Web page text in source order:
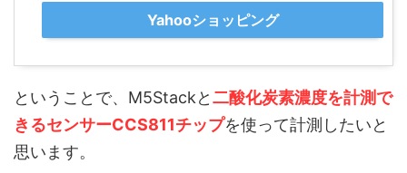
Yahooショッピング
ということで、M5Stackと二酸化炭素濃度を計測で
きるセンサーCCS811チップを使って計測したいと
思います。